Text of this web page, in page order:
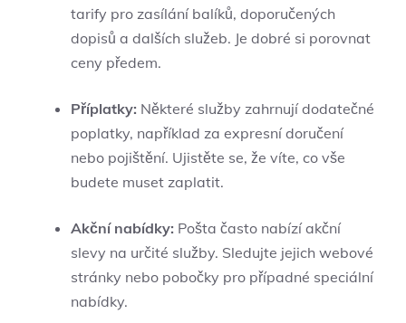
tarify pro zasílání balíků, doporučených
dopisů ‌a dalších služeb. Je dobré si porovnat⁤
ceny předem.
Příplatky: Některé ‍služby zahrnují dodatečné
poplatky, například za expresní doručení⁤
nebo ⁣pojištění. Ujistěte se, že víte, ⁤co vše
budete muset zaplatit.
Akční nabídky: ⁢Pošta často nabízí akční
slevy na určité služby. Sledujte jejich webové
stránky nebo pobočky pro případné speciální
nabídky.